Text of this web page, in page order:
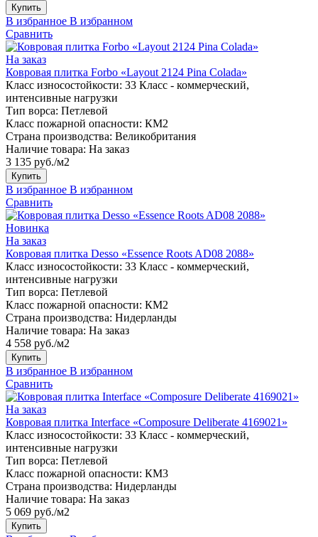
Купить
В избранное В избранном
Сравнить
На заказ
Ковровая плитка Forbo «Layout 2124 Pina Colada»
Класс износостойкости: 33 Класс - коммерческий,
интенсивные нагрузки
Тип ворса: Петлевой
Класс пожарной опасности: КМ2
Страна производства: Великобритания
Наличие товара: На заказ
3 135 руб./м2
Купить
В избранное В избранном
Сравнить
Новинка
На заказ
Ковровая плитка Desso «Essence Roots AD08 2088»
Класс износостойкости: 33 Класс - коммерческий,
интенсивные нагрузки
Тип ворса: Петлевой
Класс пожарной опасности: КМ2
Страна производства: Нидерланды
Наличие товара: На заказ
4 558 руб./м2
Купить
В избранное В избранном
Сравнить
На заказ
Ковровая плитка Interface «Composure Deliberate 4169021»
Класс износостойкости: 33 Класс - коммерческий,
интенсивные нагрузки
Тип ворса: Петлевой
Класс пожарной опасности: КМ3
Страна производства: Нидерланды
Наличие товара: На заказ
5 069 руб./м2
Купить